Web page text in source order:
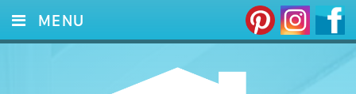
MENU